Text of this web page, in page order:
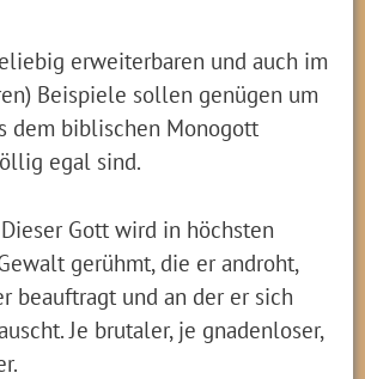
erweiterbaren und auch im
Beispiele sollen genügen um
dem biblischen Monogott
egal sind.
Dieser Gott wird in höchsten
gerühmt, die er androht,
beauftragt und an der er sich
Je brutaler, je gnadenloser,